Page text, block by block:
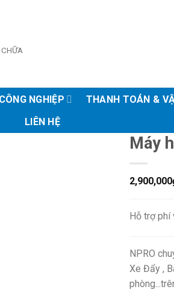
NGHIỆP
THANH TOÁN &
LIÊN HỆ
Máy
2,900,000
Hỗ trợ phí
NPRO
Xe Đẩy ,